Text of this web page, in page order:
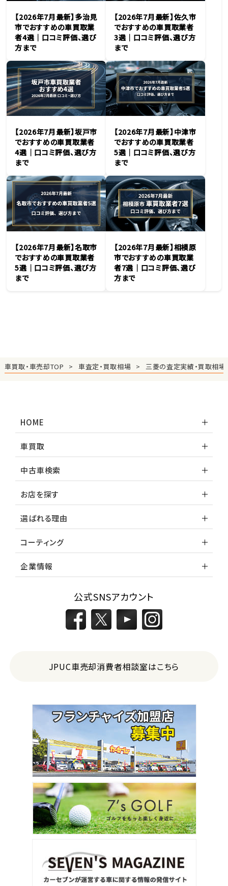
【2026年7月最新】多治見
市でおすすめの車買取業
者4選｜口コミ評価、選び
方まで
【2026年7月最新】佐久市
でおすすめの車買取業者
3選｜口コミ評価、選び方
まで
【2026年7月最新】坂戸市
でおすすめの車買取業者
4選｜口コミ評価、選び方
まで
【2026年7月最新】中津市
でおすすめの車買取業者
5選｜口コミ評価、選び方
まで
【2026年7月最新】名取市
でおすすめの車買取業者
5選｜口コミ評価、選び方
まで
【2026年7月最新】相模原
市でおすすめの車買取業
者7選｜口コミ評価、選び
方まで
車買取・車売却TOP 車査定・買取相場 三菱の査定実績・買取相場
HOME
車買取
中古車検索
お店を探す
選ばれる理由
コーティング
企業情報
公式SNSアカウント
JPUC車売却消費者相談室はこちら